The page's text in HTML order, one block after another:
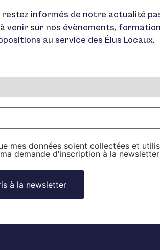
restez informés de notre actualité
venir sur nos évènements,
au service des Élus Locaux.
mes données soient collectées et
demande d'inscription à la newsletter